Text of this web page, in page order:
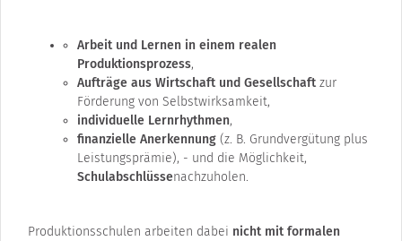
Arbeit und Lernen in einem realen
Produktionsprozess,
Aufträge aus Wirtschaft und Gesellschaft zur
Förderung von Selbstwirksamkeit,
individuelle Lernrhythmen,
finanzielle Anerkennung (z. B. Grundvergütung plus
Leistungsprämie), - und die Möglichkeit,
Schulabschlüssenachzuholen.
Produktionsschulen arbeiten dabei nicht mit formalen